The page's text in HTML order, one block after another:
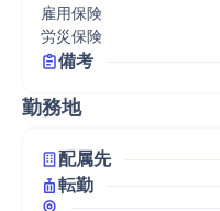
雇用保険
労災保険
備考
勤務地
配属先
転勤